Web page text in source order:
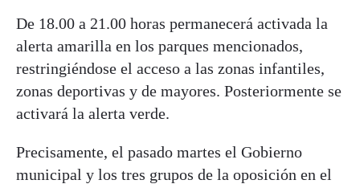
De 18.00 a 21.00 horas permanecerá activada la
alerta amarilla en los parques mencionados,
restringiéndose el acceso a las zonas infantiles,
zonas deportivas y de mayores. Posteriormente se
activará la alerta verde.
Precisamente, el pasado martes el Gobierno
municipal y los tres grupos de la oposición en el